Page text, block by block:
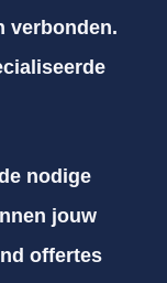
verbonden.
nodige
jouw
offertes